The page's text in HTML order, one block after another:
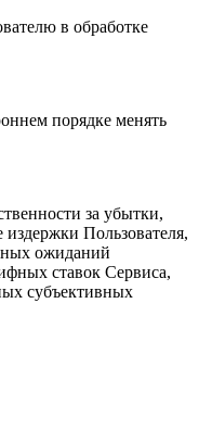
в обработке
порядке менять
за убытки,
Пользователя,
ожиданий
ставок Сервиса,
субъективных